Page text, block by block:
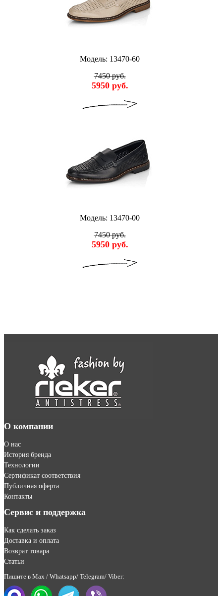
Модель: 13470-60
7450 руб.
5950 руб.
Модель: 13470-00
7450 руб.
5950 руб.
О компании
О нас
История бренда
Технологии
Сертификат соответствия
Публичная оферта
Контакты
Сервис и поддержка
Как сделать заказ
Доставка и оплата
Возврат товара
Статьи
Пишите в Max / Whatsapp/ Telegram/ Viber: